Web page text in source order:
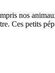
nos
Ces petits